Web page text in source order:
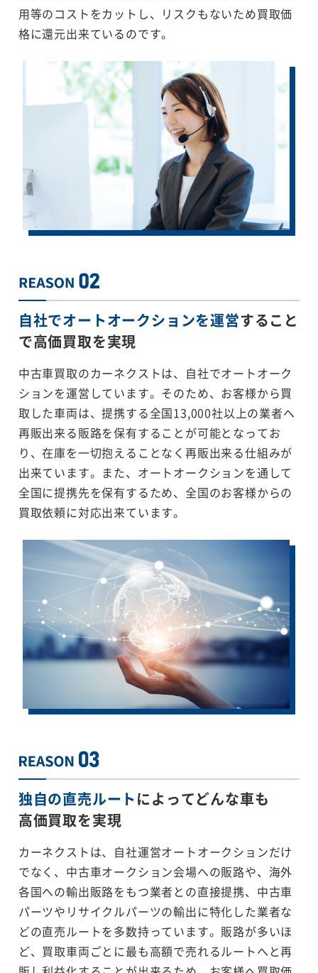
用等のコストをカットし、リスクもないため買取価
格に還元出来ているのです。
自社でオートオークションを運営すること
で高価買取を実現
中古車買取のカーネクストは、自社でオートオーク
ションを運営しています。そのため、お客様から買
取した車両は、提携する全国13,000社以上の業者へ
再販出来る販路を保有することが可能となってお
り、在庫を一切抱えることなく再販出来る仕組みが
出来ています。また、オートオークションを通して
全国に提携先を保有するため、全国のお客様からの
買取依頼に対応出来ています。
独自の直売ルートによってどんな車も
高価買取を実現
カーネクストは、自社運営オートオークションだけ
でなく、中古車オークション会場への販路や、海外
各国への輸出販路をもつ業者との直接提携、中古車
パーツやリサイクルパーツの輸出に特化した業者な
どの直売ルートを多数持っています。販路が多いほ
ど、買取車両ごとに最も高額で売れるルートへと再